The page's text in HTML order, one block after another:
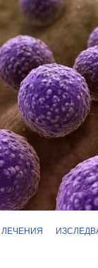
ЛЕЧЕНИЯ